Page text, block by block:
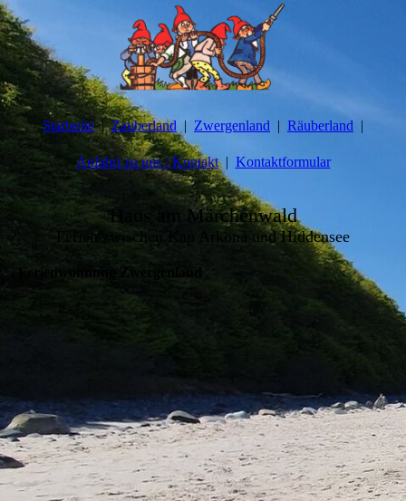
Startseite Zauberland Zwergenland Räuberland
Anfahrt zu uns / Kontakt Kontaktformular
Haus am Märchenwald
Ferien zwischen Kap Arkona und Hiddensee
Ferienwohnung Zwergenland